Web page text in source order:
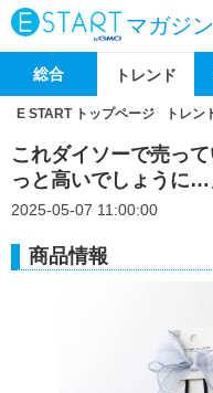
マガジン
総合 トレンド
E START トップページ トレン
これダイソーで売っ
っと高いでしょうに
2025-05-07 11:00:00
商品情報